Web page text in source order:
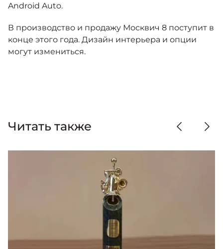
Android Auto.
В производство и продажу Москвич 8 поступит в
конце этого года. Дизайн интерьера и опции
могут измениться.
Читать также